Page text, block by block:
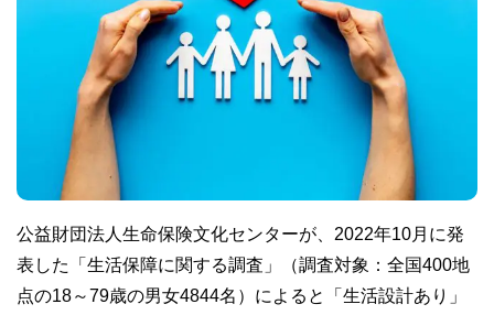
公益財団法人生命保険文化センターが、2022年10月に発
表した「生活保障に関する調査」（調査対象：全国400地
点の18～79歳の男女4844名）によると「生活設計あり」